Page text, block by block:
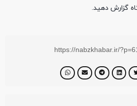
گزارش دهید.
https://nabzkhabar.ir/